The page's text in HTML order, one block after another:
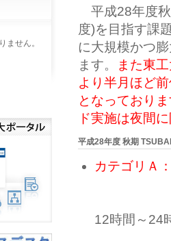
ません。
平成28年度秋
度)を目指す課
に大規模かつ
ます。
また東
より半月ほど
となっており
ド実施は夜間
平成28年度 秋期
カテゴリＡ
12時間～24